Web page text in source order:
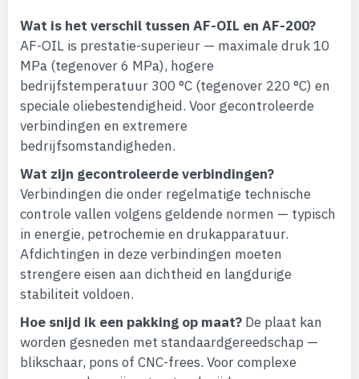
Wat is het verschil tussen AF-OIL en AF-200?
AF-OIL is prestatie-superieur — maximale druk 10
MPa (tegenover 6 MPa), hogere
bedrijfstemperatuur 300 °C (tegenover 220 °C) en
speciale oliebestendigheid. Voor gecontroleerde
verbindingen en extremere
bedrijfsomstandigheden.
Wat zijn gecontroleerde verbindingen?
Verbindingen die onder regelmatige technische
controle vallen volgens geldende normen — typisch
in energie, petrochemie en drukapparatuur.
Afdichtingen in deze verbindingen moeten
strengere eisen aan dichtheid en langdurige
stabiliteit voldoen.
Hoe snijd ik een pakking op maat? De plaat kan
worden gesneden met standaardgereedschap —
blikschaar, pons of CNC-frees. Voor complexe